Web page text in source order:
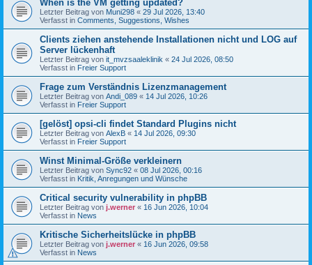
When is the VM getting updated?
Letzter Beitrag von Muni298 « 29 Jul 2026, 13:40
Verfasst in Comments, Suggestions, Wishes
Clients ziehen anstehende Installationen nicht und LOG auf
Server lückenhaft
Letzter Beitrag von it_mvzsaaleklinik « 24 Jul 2026, 08:50
Verfasst in Freier Support
Frage zum Verständnis Lizenzmanagement
Letzter Beitrag von Andi_089 « 14 Jul 2026, 10:26
Verfasst in Freier Support
[gelöst] opsi-cli findet Standard Plugins nicht
Letzter Beitrag von AlexB « 14 Jul 2026, 09:30
Verfasst in Freier Support
Winst Minimal-Größe verkleinern
Letzter Beitrag von Sync92 « 08 Jul 2026, 00:16
Verfasst in Kritik, Anregungen und Wünsche
Critical security vulnerability in phpBB
Letzter Beitrag von j.werner « 16 Jun 2026, 10:04
Verfasst in News
Kritische Sicherheitslücke in phpBB
Letzter Beitrag von j.werner « 16 Jun 2026, 09:58
Verfasst in News